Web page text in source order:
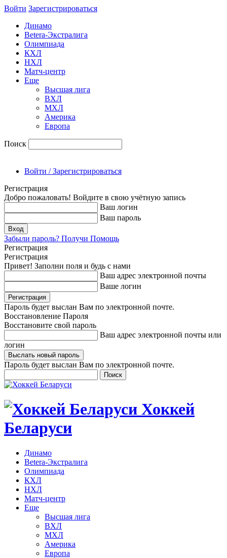
Войти Зарегиcтрироваться
Динамо
Betera-Экстралига
Олимпиада
КХЛ
НХЛ
Матч-центр
Еще
Высшая лига
ВХЛ
МХЛ
Америка
Европа
Поиск
Войти / Зарегистрироваться
Регистрация
Добро пожаловать! Войдите в свою учётную запись
Ваш логин
Ваш пароль
Забыли пароль? Получи Помощь
Регистрация
Регистрация
Привет! Заполни поля и будь с нами
Ваш адрес электронной почты
Ваше логин
Пароль будет выслан Вам по электронной почте.
Восстановление Пароля
Восстановите свой пароль
Ваш адрес электронной почты или
логин
Пароль будет выслан Вам по электронной почте.
Хоккей
Беларуси
Динамо
Betera-Экстралига
Олимпиада
КХЛ
НХЛ
Матч-центр
Еще
Высшая лига
ВХЛ
МХЛ
Америка
Европа